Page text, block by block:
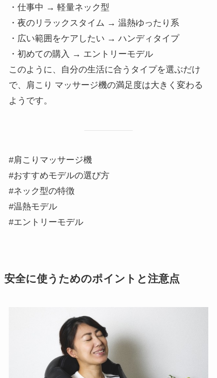
・仕事中 → 軽量ネック型
・夜のリラックスタイム → 温熱ゆったり系
・広い範囲をケアしたい → ハンディタイプ
・初めての購入 → エントリーモデル
このように、自分の生活に合うタイプを選ぶだけ
で、肩こり マッサージ機の満足度は大きく変わる
ようです。
#肩こりマッサージ機
#おすすめモデルの選び方
#ネック型の特徴
#温熱モデル
#エントリーモデル
安全に使うためのポイントと注意点